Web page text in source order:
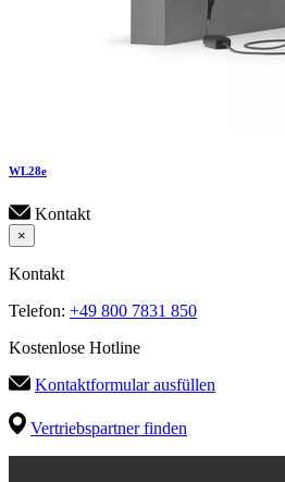
WL28e
Kontakt
×
Kontakt
Telefon: +49 800 7831 850
Kostenlose Hotline
Kontaktformular ausfüllen
Vertriebspartner finden